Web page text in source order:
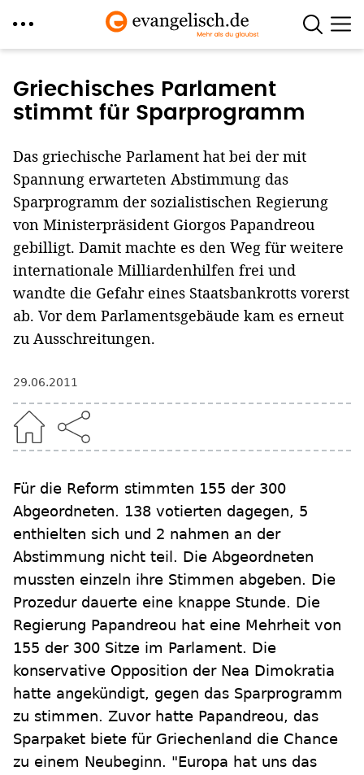
zum
Inhalt
Griechisches Parlament
stimmt für Sparprogramm
Das griechische Parlament hat bei der mit
Spannung erwarteten Abstimmung das
Sparprogramm der sozialistischen Regierung
von Ministerpräsident Giorgos Papandreou
gebilligt. Damit machte es den Weg für weitere
internationale Milliardenhilfen frei und
wandte die Gefahr eines Staatsbankrotts vorerst
ab. Vor dem Parlamentsgebäude kam es erneut
zu Ausschreitungen.
29.06.2011
Für die Reform stimmten 155 der 300
Abgeordneten. 138 votierten dagegen, 5
enthielten sich und 2 nahmen an der
Abstimmung nicht teil. Die Abgeordneten
mussten einzeln ihre Stimmen abgeben. Die
Prozedur dauerte eine knappe Stunde. Die
Regierung Papandreou hat eine Mehrheit von
155 der 300 Sitze im Parlament. Die
konservative Opposition der Nea Dimokratia
hatte angekündigt, gegen das Sparprogramm
zu stimmen. Zuvor hatte Papandreou, das
Sparpaket biete für Griechenland die Chance
zu einem Neubeginn. "Europa hat uns das